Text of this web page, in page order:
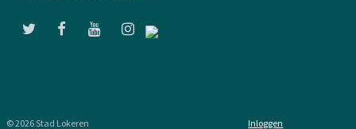
© 2026 Stad Lokeren Inloggen